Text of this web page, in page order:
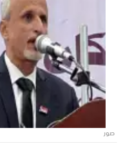
خمسة شعراء إلى نهائي
الشعراء بالعاصمة عدن
أعلنت لجنة تحكيم مسابقة أمير
أسماء الشعراء المتأهلين إلى
صور